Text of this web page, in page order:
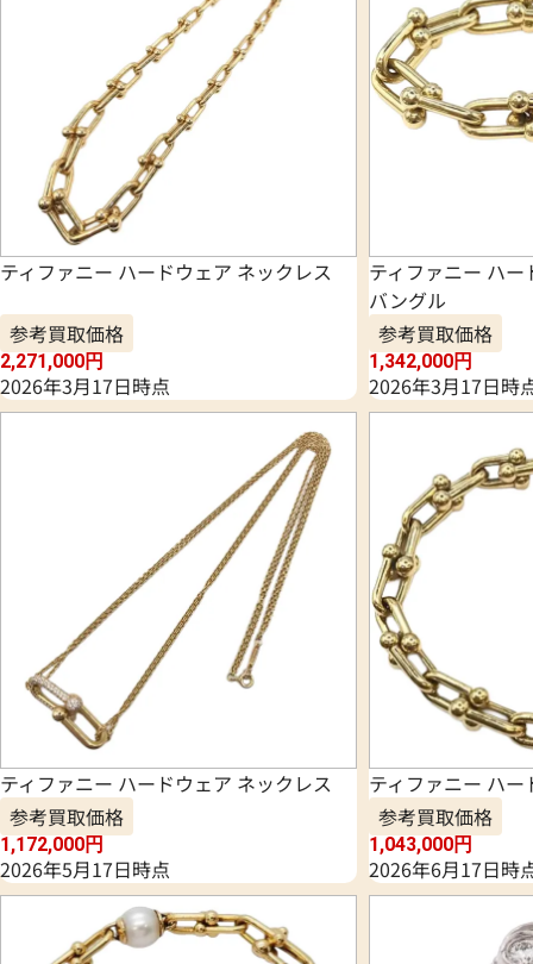
ティファニー ハードウェア ネックレス
参考買取価格
2,271,000円
2026年3月17日時点
ティファニー ハ
バングル
参考買取価格
1,342,000円
2026年3月17日時
ティファニー ハードウェア ネックレス
参考買取価格
1,172,000円
2026年5月17日時点
ティファニー ハ
参考買取価格
1,043,000円
2026年6月17日時